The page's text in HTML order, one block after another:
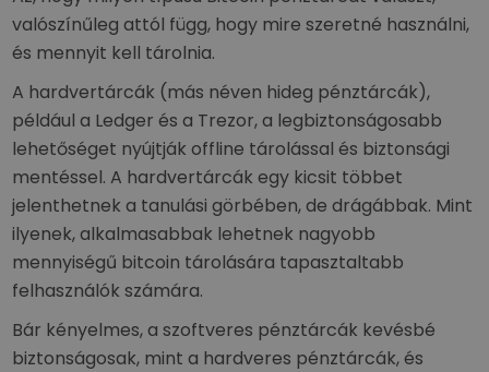
valószínűleg attól függ, hogy mire szeretné használni,
és mennyit kell tárolnia.
A hardvertárcák (más néven hideg pénztárcák),
például a Ledger és a Trezor, a legbiztonságosabb
lehetőséget nyújtják offline tárolással és biztonsági
mentéssel. A hardvertárcák egy kicsit többet
jelenthetnek a tanulási görbében, de drágábbak. Mint
ilyenek, alkalmasabbak lehetnek nagyobb
mennyiségű bitcoin tárolására tapasztaltabb
felhasználók számára.
Bár kényelmes, a szoftveres pénztárcák kevésbé
biztonságosak, mint a hardveres pénztárcák, és